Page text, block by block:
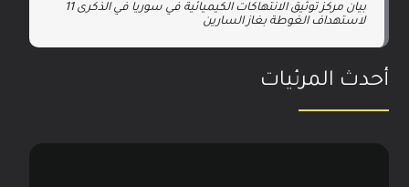
بيان مركز توثيق الانتهاكات الكيميائية في سوريا في الذكرى 11
لاستهداف الغوطة بغاز السارين
أحدث المرئيات